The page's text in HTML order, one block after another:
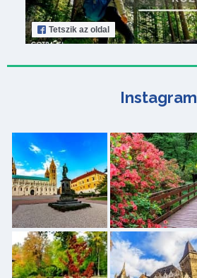
Tetszik az oldal
Instagram